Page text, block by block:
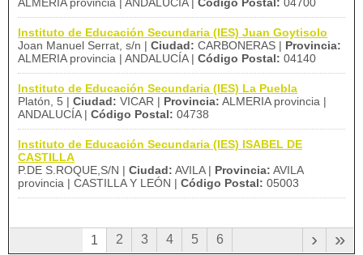
Instituto de Educación Secundaria (IES) Juan Goytisolo
Joan Manuel Serrat, s/n | Ciudad: CARBONERAS | Provincia:
ALMERIA provincia | ANDALUCÍA | Código Postal: 04140
Instituto de Educación Secundaria (IES) La Puebla
Platón, 5 | Ciudad: VICAR | Provincia: ALMERIA provincia |
ANDALUCÍA | Código Postal: 04738
Instituto de Educación Secundaria (IES) ISABEL DE
CASTILLA
P.DE S.ROQUE,S/N | Ciudad: AVILA | Provincia: AVILA
provincia | CASTILLA Y LEÓN | Código Postal: 05003
1 2 3 4 5 6 »
›